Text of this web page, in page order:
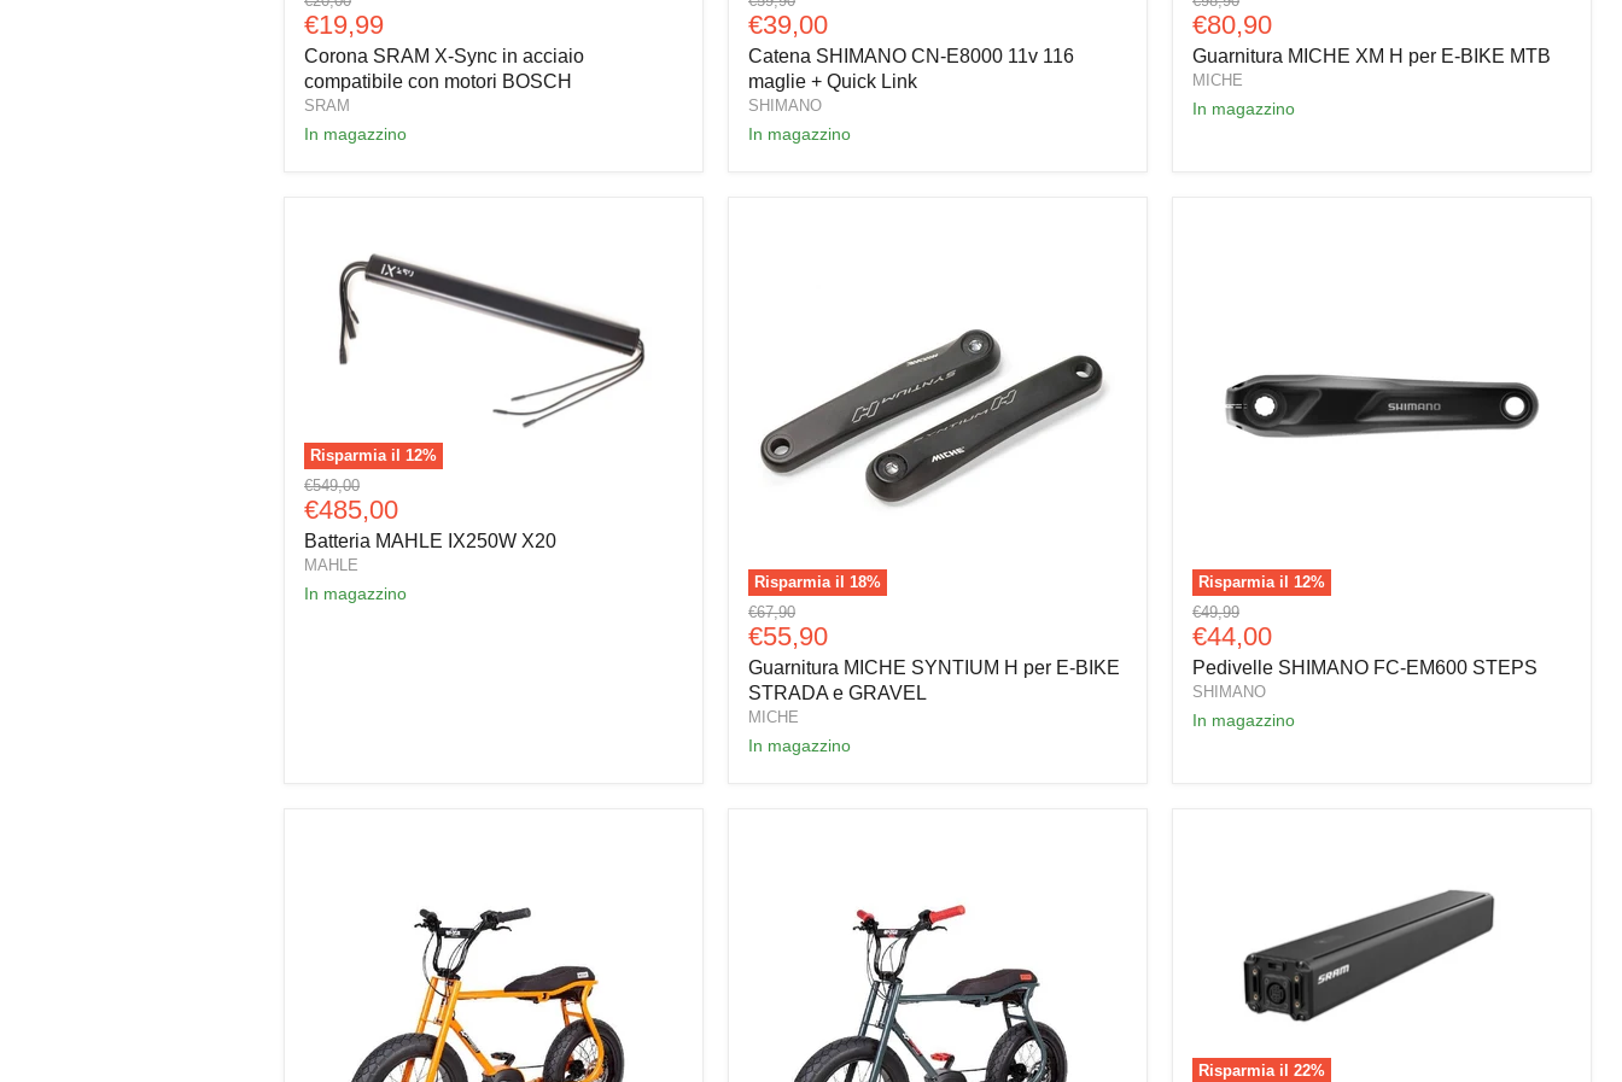
SRAM
X-
Sync
in
acciaio
compatibile
con
originale
Prezzo
attuale
€19,99
Corona SRAM X-Sync in acciaio
compatibile con motori BOSCH
SRAM
In magazzino
SHIMANO
CN-
E8000
11v
116
maglie
+
originale
Prezzo
attuale
€39,00
Catena SHIMANO CN-E8000 11v 116
maglie + Quick Link
SHIMANO
In magazzino
MICHE
XM
H
per
E-
originale
Prezzo
attuale
€80,90
Guarnitura MICHE XM H per E-BIKE MTB
MICHE
In magazzino
Risparmia il 12%
Batteria
MAHLE
IX250W
X20
Prezzo
originale
€549,00
Prezzo
attuale
€485,00
Batteria MAHLE IX250W X20
MAHLE
In magazzino
Risparmia il 18%
Guarnitura
MICHE
SYNTIUM
H
per
E-
BIKE
STRADA
Prezzo
originale
€67,90
Prezzo
attuale
€55,90
Guarnitura MICHE SYNTIUM H per E-BIKE
STRADA e GRAVEL
MICHE
In magazzino
Risparmia il 12%
Pedivelle
SHIMANO
FC-
EM600
STEPS
Prezzo
originale
€49,99
Prezzo
attuale
€44,00
Pedivelle SHIMANO FC-EM600 STEPS
SHIMANO
In magazzino
Risparmia il 22%